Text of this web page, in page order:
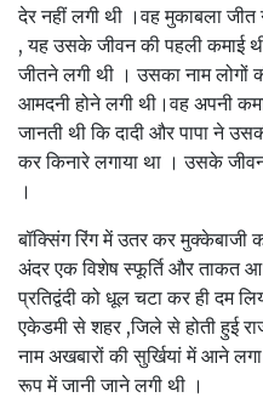
देर नहीं लगी थी ।वह मुकाबला
, यह उसके जीवन की पहली कमाई
जीतने लगी थी । उसका नाम
आमदनी होने लगी थी।वह अपनी
जानती थी कि दादी और पापा ने
कर किनारे लगाया था । उसके जीवन
।
बॉक्सिंग रिंग में उतर कर
अंदर एक विशेष स्फूर्ति और ताकत
प्रतिद्वंदी को धूल चटा कर ही दम
एकेडमी से शहर ,जिले से होती हुई
नाम अखबारों की सुर्खियां में आने
रूप में जानी जाने लगी थी ।